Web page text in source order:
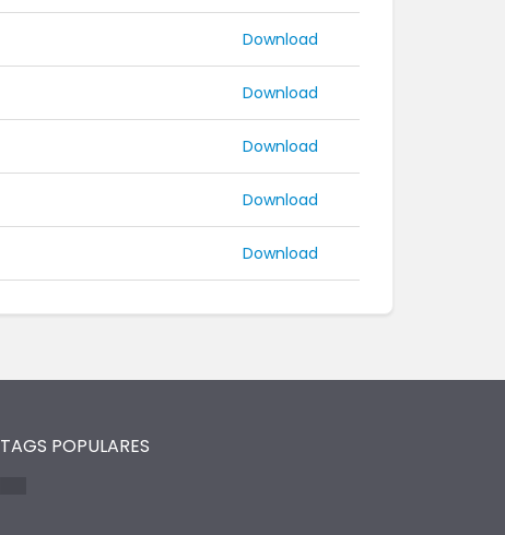
Download
Download
Download
Download
Download
TAGS POPULARES